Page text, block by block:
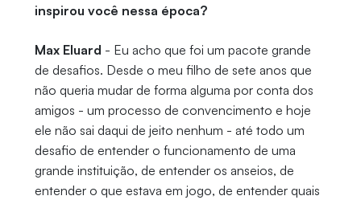
inspirou você nessa época?
Max Eluard - Eu acho que foi um pacote grande
de desafios. Desde o meu filho de sete anos que
não queria mudar de forma alguma por conta dos
amigos - um processo de convencimento e hoje
ele não sai daqui de jeito nenhum - até todo um
desafio de entender o funcionamento de uma
grande instituição, de entender os anseios, de
entender o que estava em jogo, de entender quais